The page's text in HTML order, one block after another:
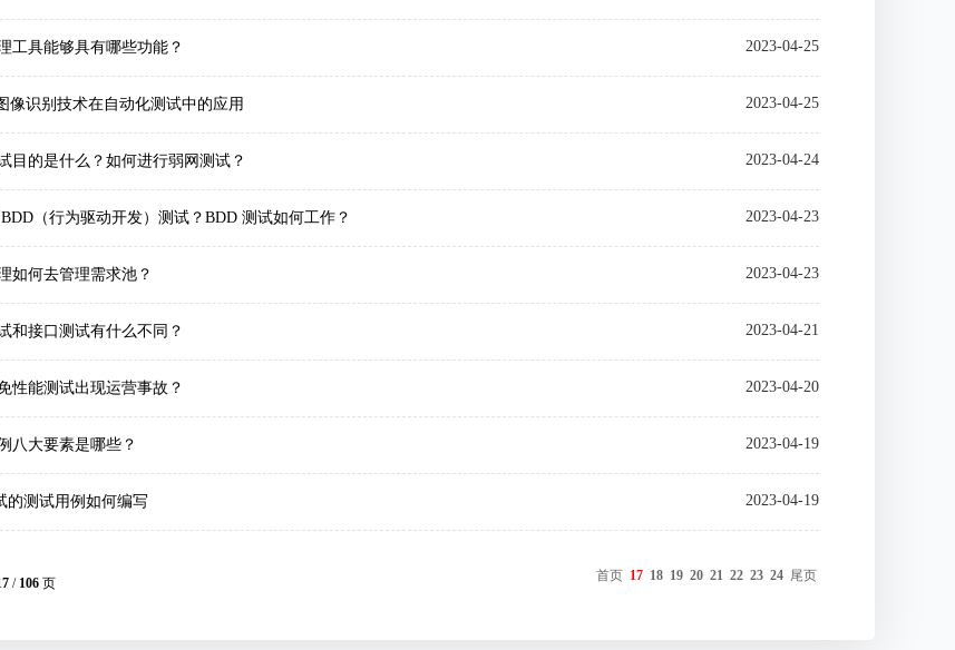
工具能够具有哪些功能？ 2023-04-25
像识别技术在自动化测试中的应用 2023-04-25
目的是什么？如何进行弱网测试？ 2023-04-24
（行为驱动开发）测试？BDD 测试如何工作？ 2023-04-23
如何去管理需求池？ 2023-04-23
和接口测试有什么不同？ 2023-04-21
性能测试出现运营事故？ 2023-04-20
八大要素是哪些？ 2023-04-19
的测试用例如何编写 2023-04-19
/ 106 页 首页 17 18 19 20 21 22 23 24 尾页